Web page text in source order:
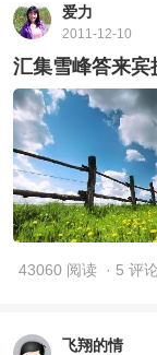
爱力
2011-12-10
汇集雪峰答来宾
43060 阅读 · 5 评论
飞翔的情